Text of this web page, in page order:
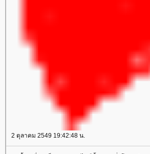
2 ตุลาคม 2549 19:42:48 น.